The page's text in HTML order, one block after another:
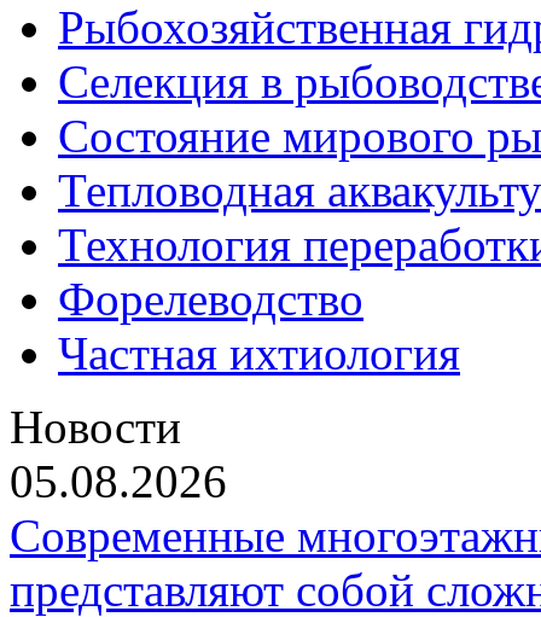
Рыбохозяйственная
Селекция в
Состояние мирового
Тепловодная
Технология
Форелеводство
Частная ихтиология
Новости
05.08.2026
Современные
представляют собой